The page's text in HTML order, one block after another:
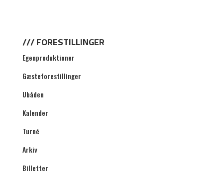
/// FORESTILLINGER
Egenproduktioner
Gæsteforestillinger
Ubåden
Kalender
Turné
Arkiv
Billetter